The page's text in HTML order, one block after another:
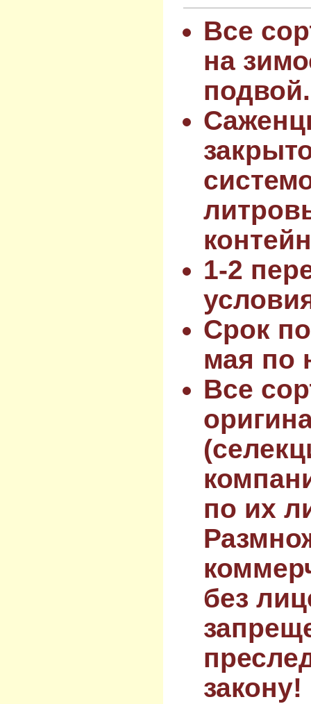
Все
на
подвой.
1-2
Срок
мая по
Все
по их
без
закону!